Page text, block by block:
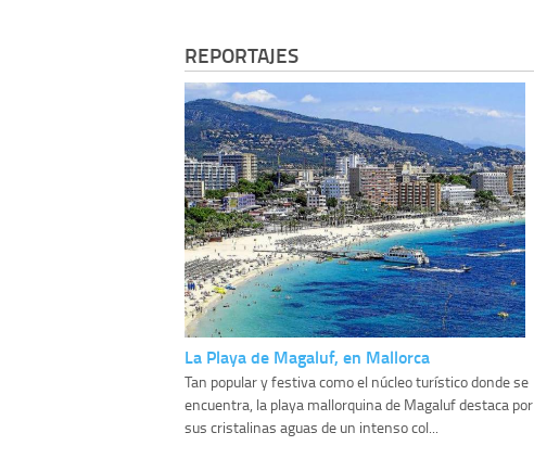
REPORTAJES
La Playa de Magaluf, en Mallorca
Tan popular y festiva como el núcleo turístico donde se
encuentra, la playa mallorquina de Magaluf destaca por
sus cristalinas aguas de un intenso col...